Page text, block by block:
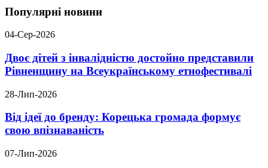
Популярні новини
04-Сер-2026
Двоє дітей з інвалідністю достойно представили
Рівненщину на Всеукраїнському етнофестивалі
28-Лип-2026
Від ідеї до бренду: Корецька громада формує
свою впізнаваність
07-Лип-2026